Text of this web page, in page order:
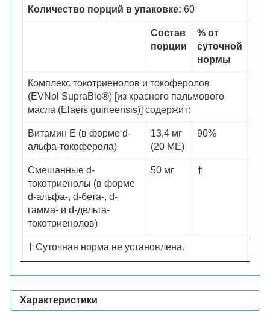
Количество порций в упаковке: 60
Состав
порции
% от
суточной
нормы
Комплекс токотриенолов и токоферолов
(EVNol SupraBio®) [из красного пальмового
масла (Elaeis guineensis)] содержит:
Витамин E (в форме d-
альфа-токоферола)
13,4 мг
(20 МЕ)
90%
Смешанные d-
токотриенолы (в форме
d-альфа-, d-бета-, d-
гамма- и d-дельта-
токотриенолов)
50 мг †
† Суточная норма не установлена.
Характеристики